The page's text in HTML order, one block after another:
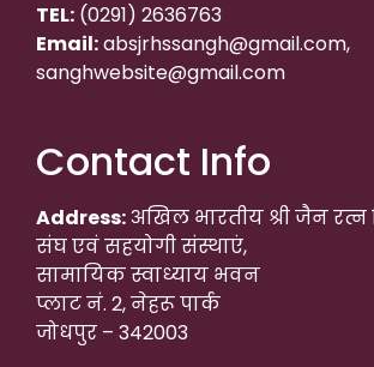
TEL: (0291) 2636763
Email:absjrhssangh@gmail.com,
sanghwebsite@gmail.com
Contact Info
Address:अखिल भारतीय श्री जैन रत्न
संघ एवं सहयोगी संस्थाएं,
सामायिक स्वाध्याय भवन
प्लाट नं. 2, नेहरू पार्क
जोधपुर – 342003